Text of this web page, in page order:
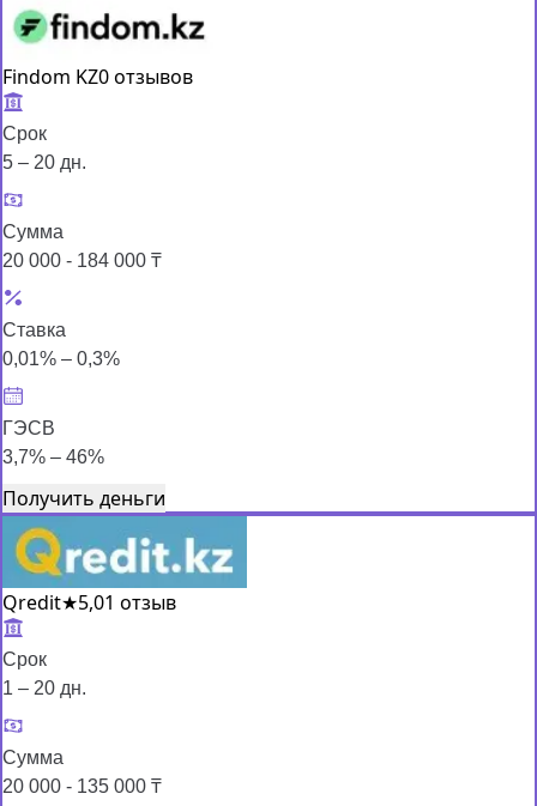
Findom KZ0 отзывов
Срок
5 – 20 дн.
Сумма
20 000 - 184 000 ₸
Ставка
0,01% – 0,3%
ГЭСВ
3,7% – 46%
Получить деньги
Qredit★5,01 отзыв
Срок
1 – 20 дн.
Сумма
20 000 - 135 000 ₸